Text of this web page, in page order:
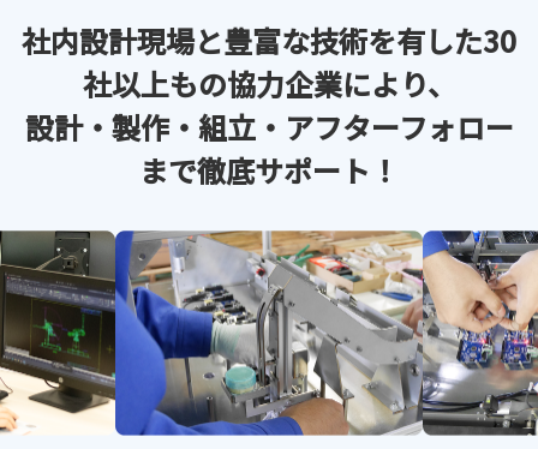
社内設計現場と豊富な技術を有した30
社以上もの協力企業により、
設計・製作・組立・アフターフォロー
まで徹底サポート！